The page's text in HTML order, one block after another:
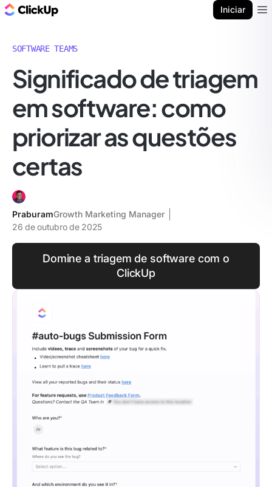
Iniciar
SOFTWARE TEAMS
Significado de triagem
em software: como
priorizar as questões
certas
PraburamGrowth Marketing Manager
26 de outubro de 2025
Domine a triagem de software com o
ClickUp